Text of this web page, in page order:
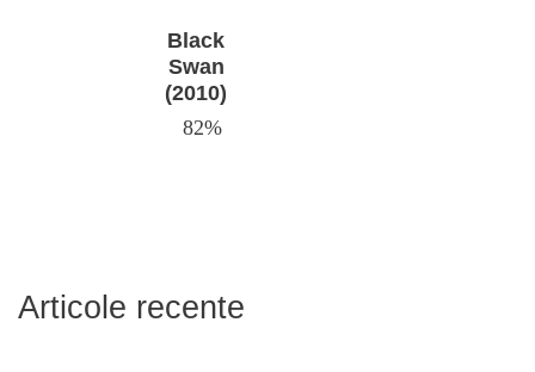
Black
Swan
(2010)
82%
Articole recente